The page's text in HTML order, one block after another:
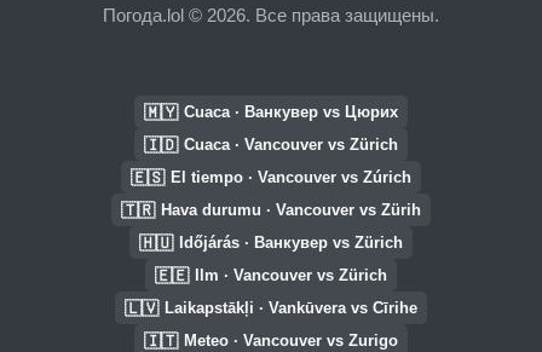
Погода.lol © 2026. Все права защищены.
🇲🇾 Cuaca · Ванкувер vs Цюрих
🇮🇩 Cuaca · Vancouver vs Zürich
🇪🇸 El tiempo · Vancouver vs Zúrich
🇹🇷 Hava durumu · Vancouver vs Zürih
🇭🇺 Időjárás · Ванкувер vs Zürich
🇪🇪 Ilm · Vancouver vs Zürich
🇱🇻 Laikapstākļi · Vankūvera vs Cīrihe
🇮🇹 Meteo · Vancouver vs Zurigo